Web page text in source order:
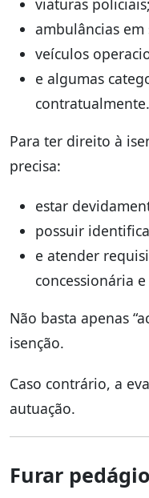
viaturas policiais;
ambulâncias em
veículos
e algumas
contratualmente.
Para ter direito à
precisa:
estar
possuir
e atender
concessionária e
Não basta apenas
isenção.
Caso contrário, a
autuação.
Furar